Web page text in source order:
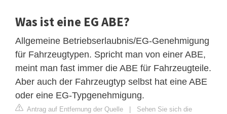
Was ist eine EG ABE?
Allgemeine Betriebserlaubnis/EG-Genehmigung
für Fahrzeugtypen. Spricht man von einer ABE,
meint man fast immer die ABE für Fahrzeugteile.
Aber auch der Fahrzeugtyp selbst hat eine ABE
oder eine EG-Typgenehmigung.
Antrag auf Entfernung der Quelle | Sehen Sie sich die